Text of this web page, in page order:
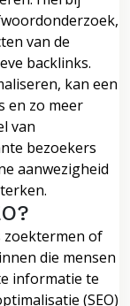
van de
backlinks.
kan een
en zo meer
van
bezoekers
aanwezigheid
zoektermen of
die mensen
informatie te
(SEO)